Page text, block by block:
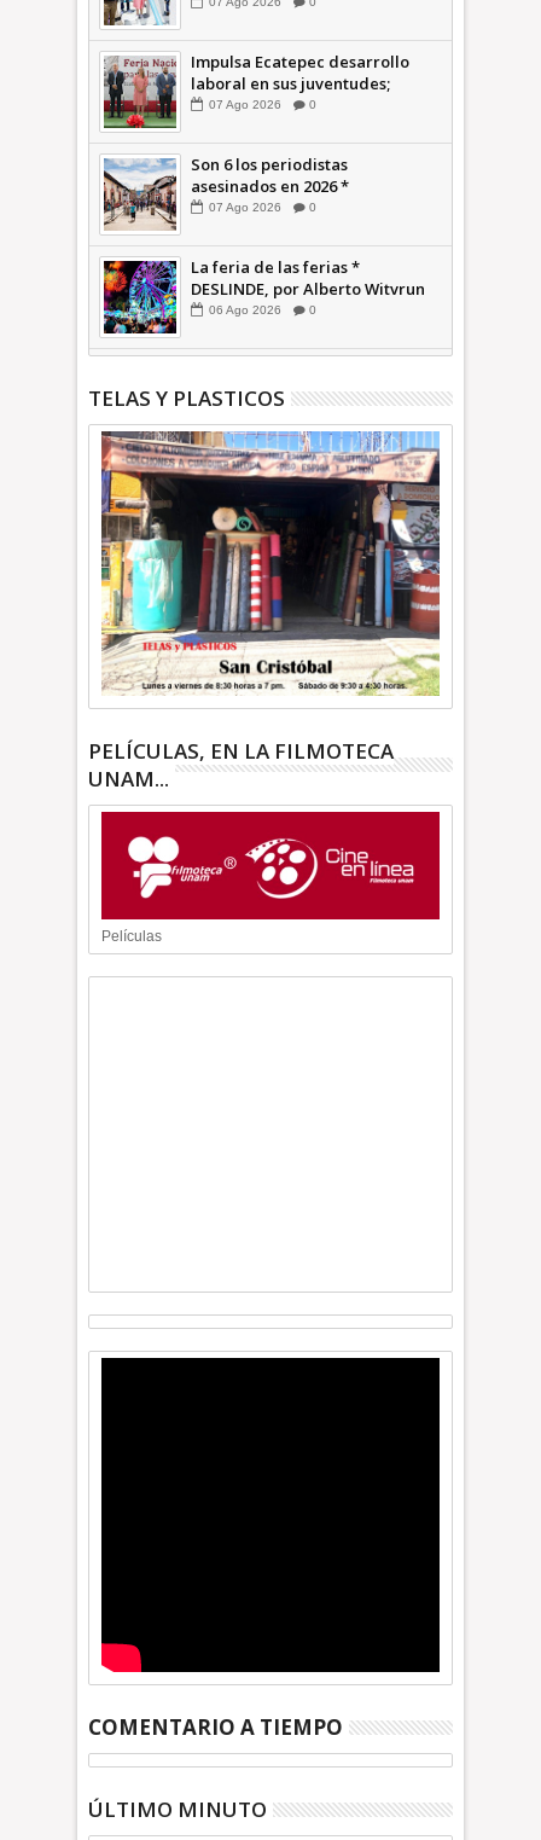
Impulsa Ecatepec desarrollo
laboral en sus juventudes;
inauguran Feria de Empleo y
INFORMATIVA
07 Ago 2026 0
Son 6 los periodistas
asesinados en 2026 *
COMENTARIO A TIEMPO
07 Ago 2026 0
La feria de las ferias *
DESLINDE, por Alberto Witvrun
06 Ago 2026 0
TELAS Y PLASTICOS
PELÍCULAS, EN LA FILMOTECA
UNAM...
Películas
COMENTARIO A TIEMPO
ÚLTIMO MINUTO